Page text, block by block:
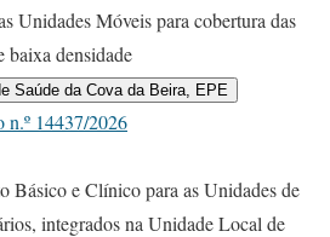
Unidades Móveis para cobertura das
baixa densidade
Saúde da Cova da Beira, EPE
n.º 14437/2026
Básico e Clínico para as Unidades de
integrados na Unidade Local de